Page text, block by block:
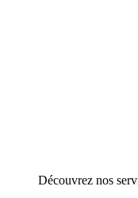
Découvrez nos